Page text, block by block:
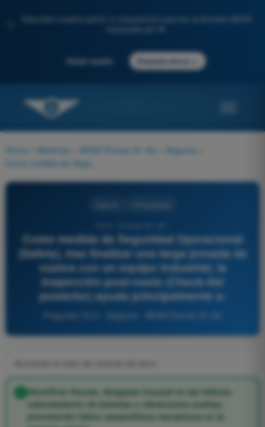
Descubre nuestro portal: tu preparación para los exámenes AESA
Iniciar sesión Empieza ahora
Home Materias AESA Drones A1-A3 Seguros
Como medida de Seguridad Operacional
(Safety), tras finalizar una larga jornada de
vuelos con un equipo industrial, la
inspección post-vuelo (Check-list
posterior) ayuda principalmente a:
Identificar fisuras, desgaste inusual en las hélices,
calentamiento de baterías o vibraciones sueltas,
previniendo fallos catastróficos mecánicos en la